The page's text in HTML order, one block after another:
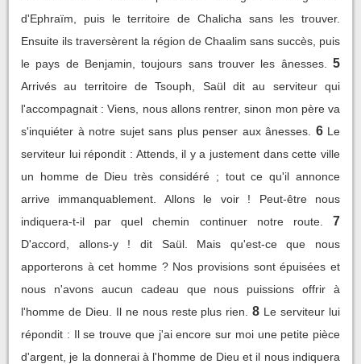
d'Ephraïm, puis le territoire de Chalicha sans les trouver.
Ensuite ils traversèrent la région de Chaalim sans succès, puis
le pays de Benjamin, toujours sans trouver les ânesses.
5
Arrivés au territoire de Tsouph, Saül dit au serviteur qui
l'accompagnait : Viens, nous allons rentrer, sinon mon père va
s'inquiéter à notre sujet sans plus penser aux ânesses.
6 Le
serviteur lui répondit : Attends, il y a justement dans cette ville
un homme de Dieu très considéré ; tout ce qu'il annonce
arrive immanquablement. Allons le voir ! Peut-être nous
indiquera-t-il par quel chemin continuer notre route.
7
D'accord, allons-y ! dit Saül. Mais qu'est-ce que nous
apporterons à cet homme ? Nos provisions sont épuisées et
nous n'avons aucun cadeau que nous puissions offrir à
l'homme de Dieu. Il ne nous reste plus rien.
8 Le serviteur lui
répondit : Il se trouve que j'ai encore sur moi une petite pièce
d'argent, je la donnerai à l'homme de Dieu et il nous indiquera